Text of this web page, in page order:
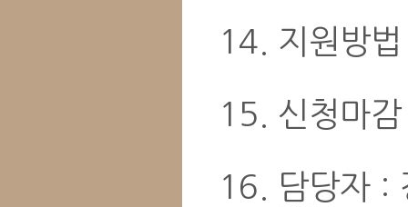
14. 지원방
15. 신청마
​16. 담당자 :